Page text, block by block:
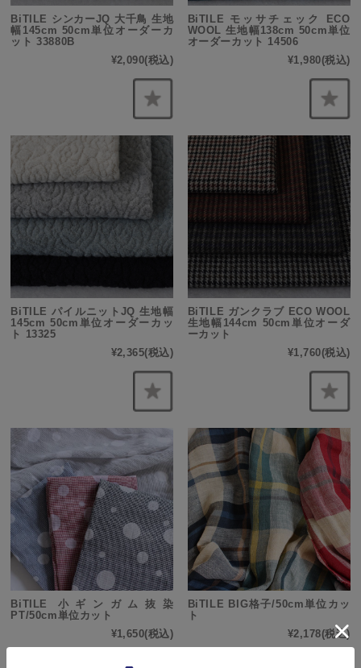
BiTILE シンカーJQ 大千鳥 生地
幅145cm 50cm単位オーダーカ
ット 33880B
¥2,090(税込)
BiTILE モッサチェック ECO
WOOL 生地幅138cm 50cm単位
オーダーカット 14506
¥1,980(税込)
BiTILE パイルニットJQ 生地幅
145cm 50cm単位オーダーカッ
ト 13325
¥2,365(税込)
BiTILE ガンクラブ ECO WOOL
生地幅144cm 50cm単位オーダ
ーカット
¥1,760(税込)
BiTILE 小ギンガム抜染
PT/50cm単位カット
¥1,650(税込)
BiTILE BIG格子/50cm単位カッ
ト
¥2,178(税込)